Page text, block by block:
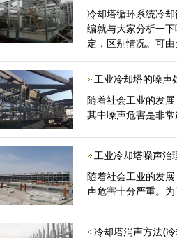
冷却塔循环系统冷
编就与大家分析一
定，区别情况。可
工业冷却塔的噪声
随着社会工业的发
其中噪声危害是非
工业冷却塔噪声治
随着社会工业的发
声危害十分严重。
冷却塔消声方法(